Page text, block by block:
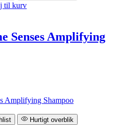
til kurv
Senses Amplifying
Hurtigt overblik